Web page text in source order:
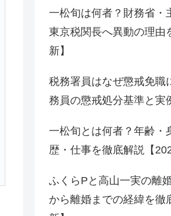
一松旬は何者？財務省・
東京税関長へ異動の理由
新】
税務署員はなぜ懲戒免職
務員の懲戒処分基準と実
一松旬とは何者？年齢・
歴・仕事を徹底解説【
ふくらPと高山一実の離
から離婚までの経緯を徹